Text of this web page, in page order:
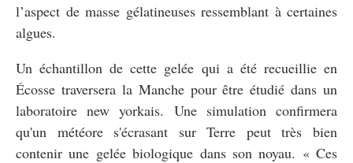
l’aspect de masse gélatineuses ressemblant à certaines
algues.
Un échantillon de cette gelée qui a été recueillie en
Écosse traversera la Manche pour être étudié dans un
laboratoire new yorkais. Une simulation confirmera
qu'un météore s'écrasant sur Terre peut très bien
contenir une gelée biologique dans son noyau. « Ces